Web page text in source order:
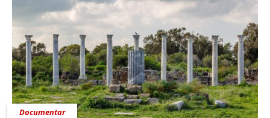
Documentar